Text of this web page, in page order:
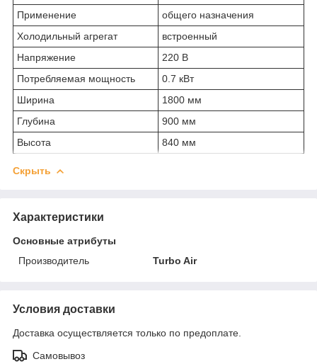
Применение
общего назначения
Холодильный агрегат
встроенный
Напряжение
220 В
Потребляемая мощность
0.7 кВт
Ширина
1800 мм
Глубина
900 мм
Высота
840 мм
Скрыть
Характеристики
Основные атрибуты
Производитель
Turbo Air
Условия доставки
Доставка осуществляется только по предоплате.
Самовывоз